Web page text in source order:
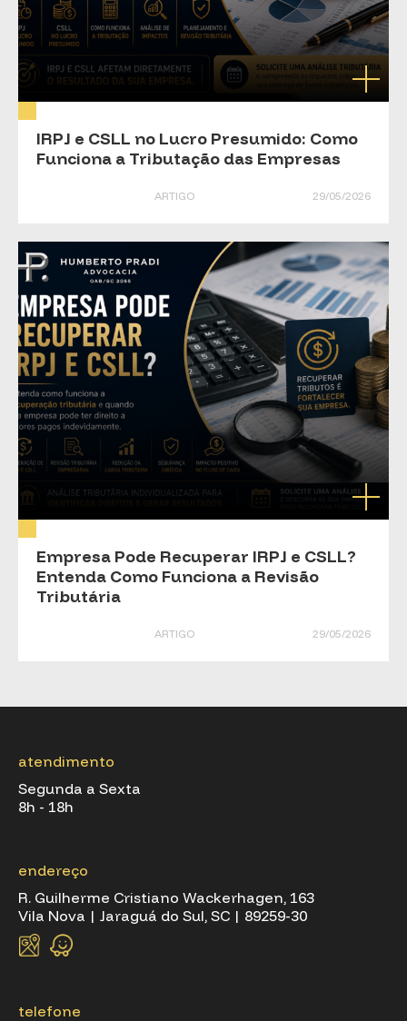
IRPJ e CSLL no Lucro Presumido: Como
Funciona a Tributação das Empresas
ARTIGO 29/05/2026
Empresa Pode Recuperar IRPJ e CSLL?
Entenda Como Funciona a Revisão
Tributária
ARTIGO 29/05/2026
atendimento
Segunda a Sexta
8h - 18h
endereço
R. Guilherme Cristiano Wackerhagen, 163
Vila Nova | Jaraguá do Sul, SC | 89259-30
telefone